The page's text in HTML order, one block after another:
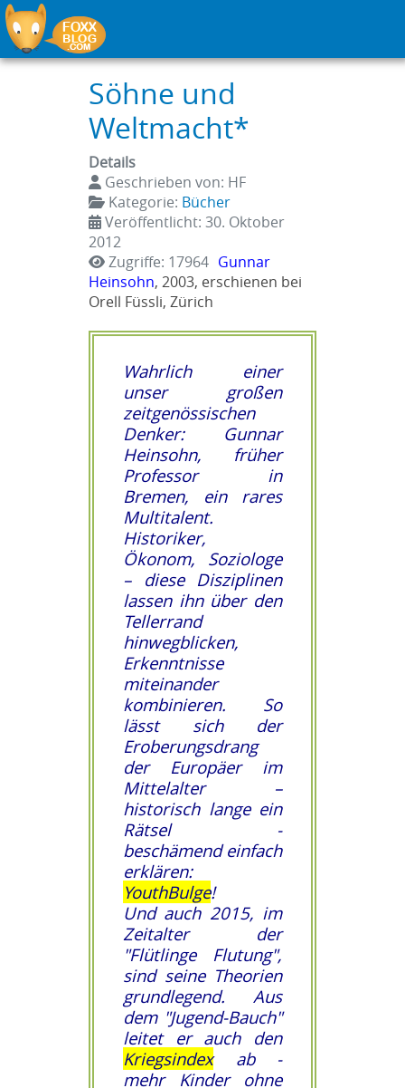
Söhne und
Weltmacht*
Details
Geschrieben von: HF
Kategorie: Bücher
Veröffentlicht: 30. Oktober
2012
Zugriffe: 17964 Gunnar
Heinsohn, 2003, erschienen bei
Orell Füssli, Zürich
Wahrlich einer
unser großen
zeitgenössischen
Denker: Gunnar
Heinsohn, früher
Professor in
Bremen, ein rares
Multitalent.
Historiker,
Ökonom, Soziologe
– diese Disziplinen
lassen ihn über den
Tellerrand
hinwegblicken,
Erkenntnisse
miteinander
kombinieren. So
lässt sich der
Eroberungsdrang
der Europäer im
Mittelalter –
historisch lange ein
Rätsel -
beschämend einfach
erklären:
YouthBulge!
Und auch 2015, im
Zeitalter der
"Flütlinge Flutung",
sind seine Theorien
grundlegend. Aus
dem "Jugend-Bauch"
leitet er auch den
Kriegsindexab -
mehr Kinder ohne